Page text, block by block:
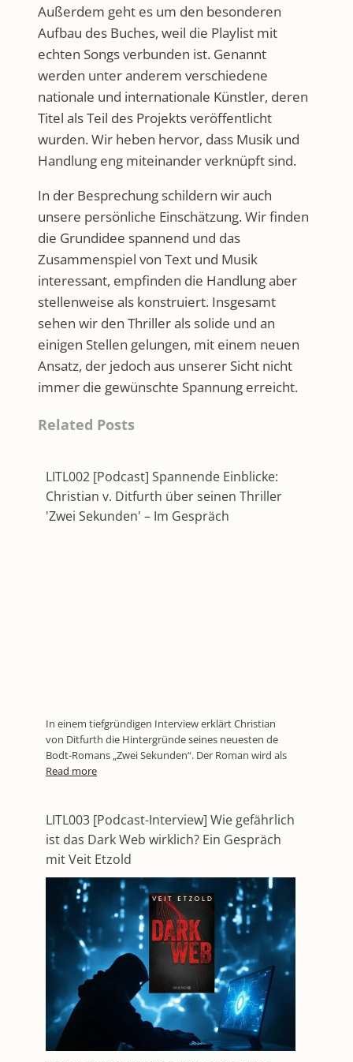
Außerdem geht es um den besonderen
Aufbau des Buches, weil die Playlist mit
echten Songs verbunden ist. Genannt
werden unter anderem verschiedene
nationale und internationale Künstler, deren
Titel als Teil des Projekts veröffentlicht
wurden. Wir heben hervor, dass Musik und
Handlung eng miteinander verknüpft sind.
In der Besprechung schildern wir auch
unsere persönliche Einschätzung. Wir finden
die Grundidee spannend und das
Zusammenspiel von Text und Musik
interessant, empfinden die Handlung aber
stellenweise als konstruiert. Insgesamt
sehen wir den Thriller als solide und an
einigen Stellen gelungen, mit einem neuen
Ansatz, der jedoch aus unserer Sicht nicht
immer die gewünschte Spannung erreicht.
Related Posts
LITL002 [Podcast] Spannende Einblicke:
Christian v. Ditfurth über seinen Thriller
'Zwei Sekunden' – Im Gespräch
In einem tiefgründigen Interview erklärt Christian
von Ditfurth die Hintergründe seines neuesten de
Bodt-Romans „Zwei Sekunden“. Der Roman wird als
Read more
LITL003 [Podcast-Interview] Wie gefährlich
ist das Dark Web wirklich? Ein Gespräch
mit Veit Etzold